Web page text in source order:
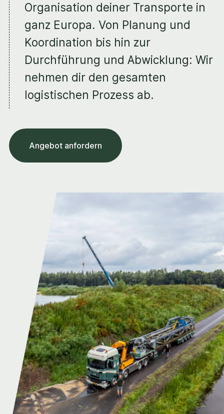
Organisation deiner Transporte in
ganz Europa. Von Planung und
Koordination bis hin zur
Durchführung und Abwicklung: Wir
nehmen dir den gesamten
logistischen Prozess ab.
Angebot anfordern